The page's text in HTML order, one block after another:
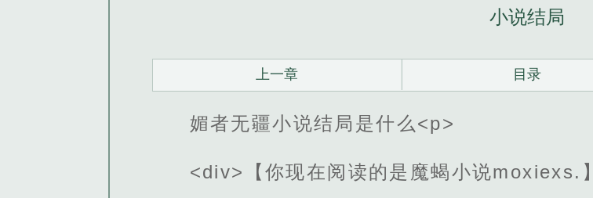
小说结局
上一章 目录
媚者无疆小说结局是什么<p>
<div>【你现在阅读的是魔蝎小说moxiexs.】